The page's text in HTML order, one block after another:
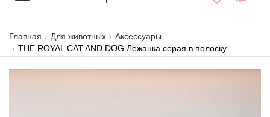
Главная Для животных
Аксессуары
THE ROYAL CAT AND DOG Лежанка серая в полоску